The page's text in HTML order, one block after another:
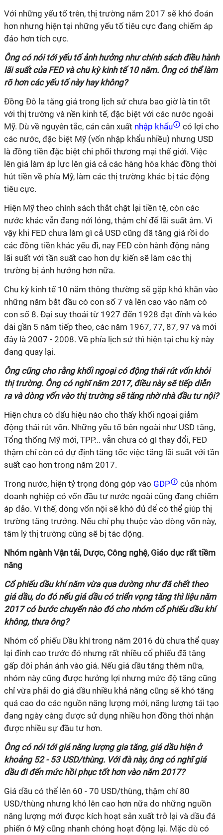
Với những yếu tố trên, thị trường năm 2017 sẽ khó đoán
hơn nhưng hiện tại những yếu tố tiêu cực đang chiếm áp
đảo hơn tích cực.
Ông có nói tới yếu tố ảnh hưởng như chính sách điều hành
lãi suất của FED và chu kỳ kinh tế 10 năm. Ông có thể làm
rõ hơn các yếu tố này hay không?
Đồng Đô la tăng giá trong lịch sử chưa bao giờ là tin tốt
với thị trường và nền kinh tế, đặc biệt với các nước ngoài
Mỹ. Dù về nguyên tắc, cán cân xuất nhập khẩu
có lợi cho
các nước, đặc biệt Mỹ (vốn nhập khẩu nhiều) nhưng USD
là đồng tiền đặc biệt chi phối thương mại thế giới. Việc
lên giá làm áp lực lên giá cả các hàng hóa khác đồng thời
hút tiền về phía Mỹ, làm các thị trường khác bị tác động
tiêu cực.
Hiện Mỹ theo chính sách thắt chặt lại tiền tệ, còn các
nước khác vẫn đang nới lỏng, thậm chí để lãi suất âm. Vì
vậy khi FED chưa làm gì cả USD cũng đã tăng giá rồi do
các đồng tiền khác yếu đi, nay FED còn hành động nâng
lãi suất với tần suất cao hơn dự kiến sẽ làm các thị
trường bị ảnh hưởng hơn nữa.
Chu kỳ kinh tế 10 năm thông thường sẽ gặp khó khăn vào
những năm bắt đầu có con số 7 và lên cao vào năm có
con số 8. Đại suy thoái từ 1927 đến 1928 đạt đỉnh và kéo
dài gần 5 năm tiếp theo, các năm 1967, 77, 87, 97 và mới
đây là 2007 - 2008. Về phía lịch sử thì hiện tại chu kỳ này
đang quay lại.
Ông cũng cho rằng khối ngoại có động thái rút vốn khỏi
thị trường. Ông có nghĩ năm 2017, điều này sẽ tiếp diễn
ra và dòng vốn vào thị trường sẽ tăng nhờ nhà đầu tư nội?
Hiện chưa có dấu hiệu nào cho thấy khối ngoại giảm
động thái rút vốn. Những yếu tố bên ngoài như USD tăng,
Tổng thống Mỹ mới, TPP... vẫn chưa có gì thay đổi, FED
thậm chí còn có dự định tăng tốc việc tăng lãi suất với tần
suất cao hơn trong năm 2017.
Trong nước, hiện tỷ trọng đóng góp vào GDP
của nhóm
doanh nghiệp có vốn đầu tư nước ngoài cũng đang chiếm
áp đảo. Vì thế, dòng vốn nội sẽ khó đủ để có thể giúp thị
trường tăng trưởng. Nếu chỉ phụ thuộc vào dòng vốn này,
tâm lý thị trường cũng sẽ bị tác động.
Nhóm ngành Vận tải, Dược, Công nghệ, Giáo dục rất tiềm
năng
Cổ phiếu dầu khí năm vừa qua dường như đã chết theo
giá dầu, do đó nếu giá dầu có triển vọng tăng thì liệu năm
2017 có bước chuyển nào đó cho nhóm cổ phiếu dầu khí
không, thưa ông?
Nhóm cổ phiếu Dầu khí trong năm 2016 dù chưa thể quay
lại đỉnh cao trước đó nhưng rất nhiều cổ phiếu đã tăng
gấp đôi phản ánh vào giá. Nếu giá dầu tăng thêm nữa,
nhóm này cũng được hưởng lợi nhưng mức độ tăng cũng
chỉ vừa phải do giá dầu nhiều khả năng cũng sẽ khó tăng
quá cao do các nguồn năng lượng mới, năng lượng tái tạo
đang ngày càng được sử dụng nhiều hơn đồng thời nhận
được nhiều sự đầu tư hơn.
Ông có nói tới giá năng lượng gia tăng, giá dầu hiện ở
khoảng 52 - 53 USD/thùng. Với đà này, ông có nghĩ giá
dầu đi đến mức hồi phục tốt hơn vào năm 2017?
Giá dầu có thể lên 60 - 70 USD/thùng, thậm chí 80
USD/thùng nhưng khó lên cao hơn nữa do những nguồn
năng lượng mới được kích hoạt sản xuất trở lại và dầu đá
phiến ở Mỹ cũng nhanh chóng hoạt động lại. Mặc dù có